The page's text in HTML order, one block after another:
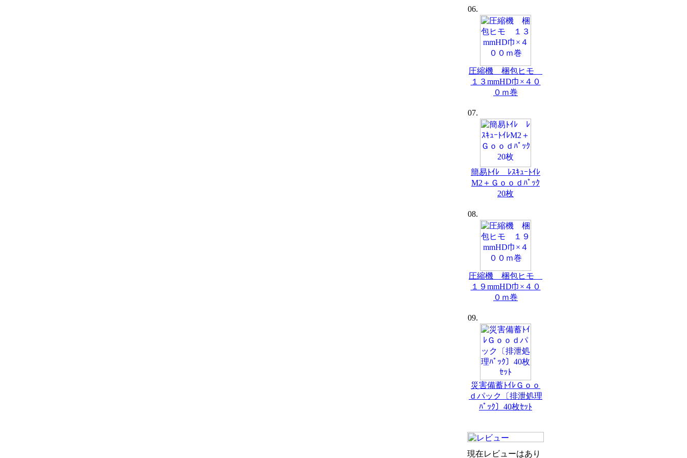
06.
圧縮機 梱包ヒモ
１３mmHD巾×４０
０ｍ巻
07.
簡易ﾄｲﾚ ﾚｽｷｭｰﾄｲﾚ
M2＋Ｇｏｏｄﾊﾟｯｸ
20枚
08.
圧縮機 梱包ヒモ
１９mmHD巾×４０
０ｍ巻
09.
災害備蓄ﾄｲﾚＧｏｏ
ｄパック〔排泄処理
ﾊﾟｯｸ〕40枚ｾｯﾄ
現在レビューはあり